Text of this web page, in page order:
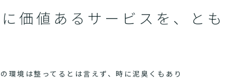
価値あるサービスを、とも
環境は整ってるとは言えず、時に泥臭くもあり